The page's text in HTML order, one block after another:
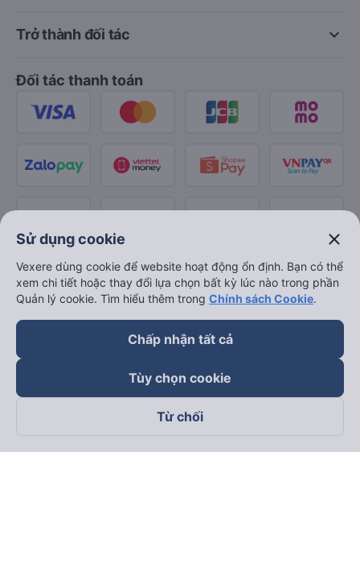
keyboard_arrow_down
Trở thành đối tác
Đối tác thanh toán
Theo dõi chúng tôi trên
Sử dụng cookie close
Vexere dùng cookie để website hoạt động ổn định. Bạn có thể
xem chi tiết hoặc thay đổi lựa chọn bất kỳ lúc nào trong phần
Quản lý cookie. Tìm hiểu thêm trong Chính sách Cookie.
Chấp nhận tất cả
Tùy chọn cookie
Từ chối